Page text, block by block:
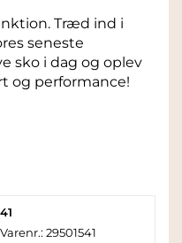
Træd ind i
seneste
sko i dag og oplev
og performance!
41
Varenr.: 29501541